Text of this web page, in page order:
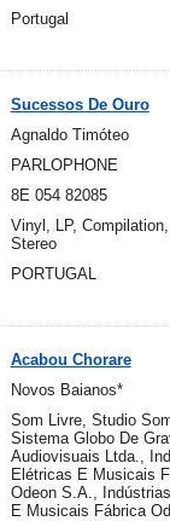
Portugal
Sucessos De Ouro
Agnaldo Timóteo
PARLOPHONE
8E 054 82085
Vinyl, LP,
Stereo
PORTUGAL
Acabou Chorare
Novos Baianos*
Som Livre, Studio
Sistema Globo De
Audiovisuais Ltda.,
Elétricas E Musicais
Odeon S.A.,
E Musicais Fábrica